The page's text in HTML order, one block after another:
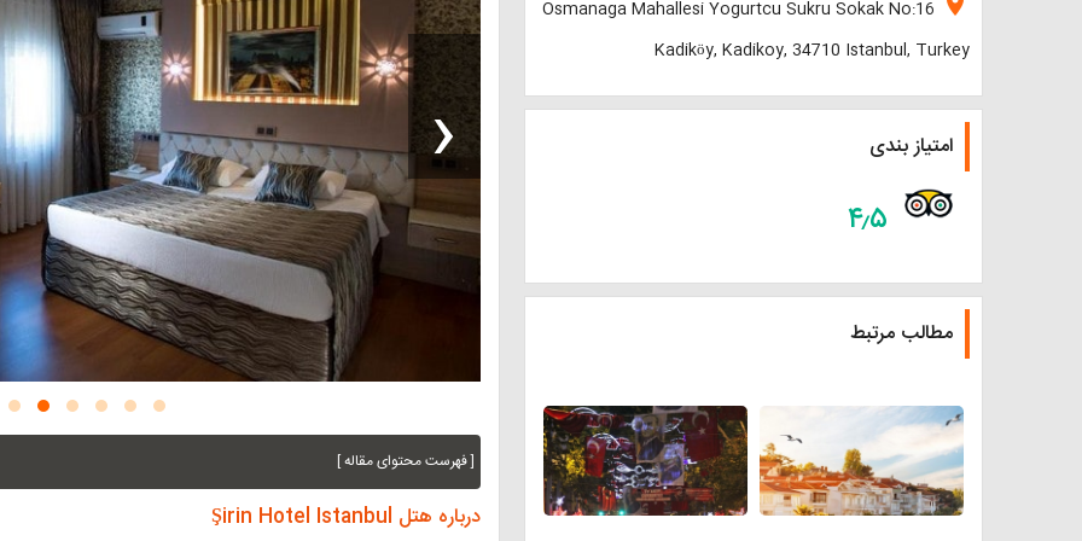
‹
[ فهرست محتوای مقاله ]
درباره هتل Şirin Hotel Istanbul
Osmanaga Mahallesi Yogurtcu Sukru Sokak No:16
Kadiköy, Kadikoy, 34710 Istanbul, Turkey
امتیاز بندی
۴٫۵
مطالب مرتبط